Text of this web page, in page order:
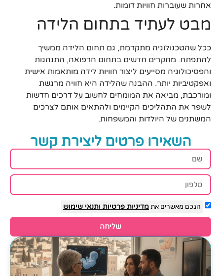
אחרות שעוברות חוויות דומות.
מבט לעתיד בתחום הלידה
ככל שהטכנולוגיה מתקדמת, גם תחום הלידה ממשיך
להתפתח. מחקרים חדשים בתחום הרפואה, התנהגות
והפסיכולוגיה מסייעים ליצור חוויות לידה מותאמות אישית
ואפקטיביות יותר. ההבנה שהלידה היא חוויה מרגשת
ומורכבת, מביאה את המומחים לחשוב על דרכים חדשות
לשפר את התהליכים הקיימים ולהתאים אותם לצרכים
המשתנים של היולדות והמשפחות.
השאירו פרטים ליצירת קשר
הנכם מאשרים אתמדיניות פרטיות ותנאי שימוש
שליחה